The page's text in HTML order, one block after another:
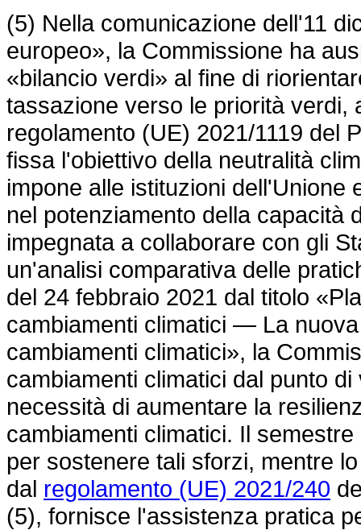
(5) Nella comunicazione dell'11
europeo», la Commissione ha
«bilancio verdi» al fine di
tassazione verso le priorità verdi,
regolamento (UE) 2021/1119 del
fissa l'obiettivo della neutralità
impone alle istituzioni dell'Unione
nel potenziamento della capacità
impegnata a collaborare con gli
un'analisi comparativa delle
del 24 febbraio 2021 dal titolo
cambiamenti climatici — La
cambiamenti climatici», la
cambiamenti climatici dal punto
necessità di aumentare la
cambiamenti climatici. Il
per sostenere tali sforzi, mentre
dal regolamento (UE) 2021/240
(5), fornisce l'assistenza pratica